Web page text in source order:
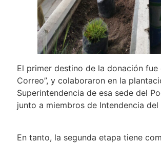
El primer destino de la donación fue
Correo”, y colaboraron en la
Superintendencia de esa sede del
junto a miembros de Intendencia
En tanto, la segunda etapa tiene